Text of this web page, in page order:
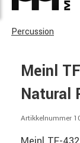
Percussion
Meinl
Natural
Artikkelnummer